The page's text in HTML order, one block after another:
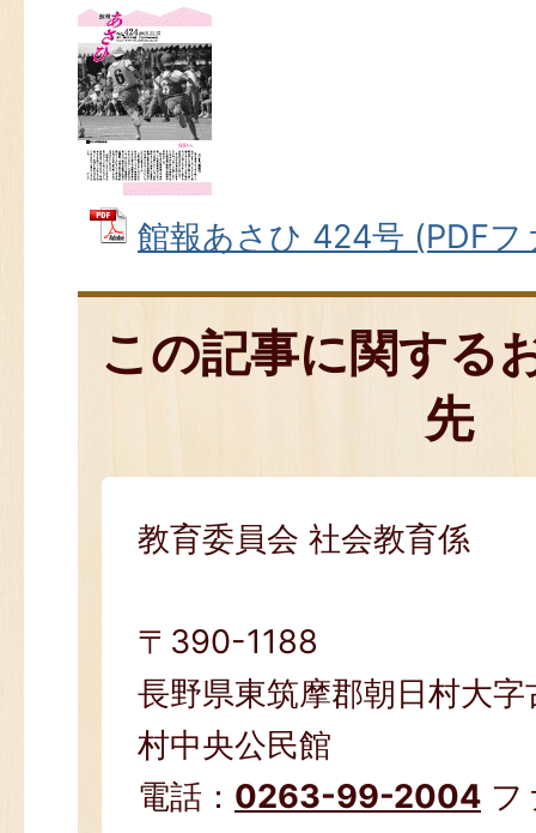
館報あさひ 424号 (PDFフ
この記事に関する
先
教育委員会 社会教育係
〒390-1188
長野県東筑摩郡朝日村大
村中央公民館
電話： 0263-99-2004 フ